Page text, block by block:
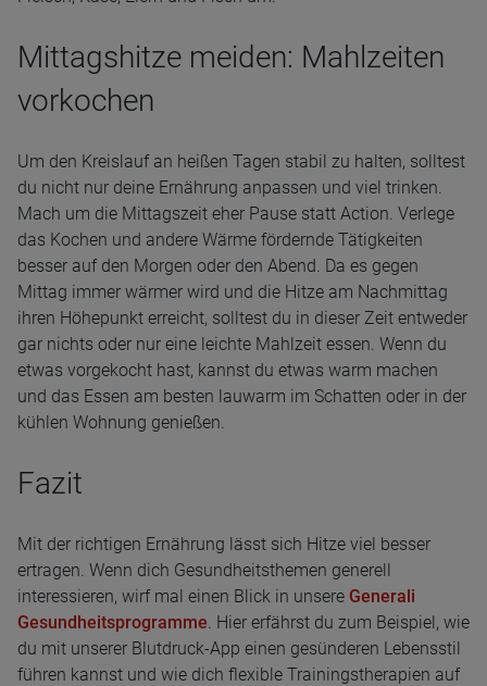
Mittagshitze meiden: Mahlzeiten
vorkochen
Um den Kreislauf an heißen Tagen stabil zu halten, solltest
du nicht nur deine Ernährung anpassen und viel trinken.
Mach um die Mittagszeit eher Pause statt Action. Verlege
das Kochen und andere Wärme fördernde Tätigkeiten
besser auf den Morgen oder den Abend. Da es gegen
Mittag immer wärmer wird und die Hitze am Nachmittag
ihren Höhepunkt erreicht, solltest du in dieser Zeit entweder
gar nichts oder nur eine leichte Mahlzeit essen. Wenn du
etwas vorgekocht hast, kannst du etwas warm machen
und das Essen am besten lauwarm im Schatten oder in der
kühlen Wohnung genießen.
Fazit
Mit der richtigen Ernährung lässt sich Hitze viel besser
ertragen. Wenn dich Gesundheitsthemen generell
interessieren, wirf mal einen Blick in unsere Generali
Gesundheitsprogramme. Hier erfährst du zum Beispiel, wie
du mit unserer Blutdruck-App einen gesünderen Lebensstil
führen kannst und wie dich flexible Trainingstherapien auf